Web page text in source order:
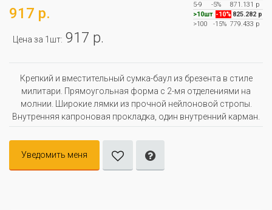
917 р.
Цена за 1шт: 917 р.
5-9
-5%
871.131 р
>10шт -10% 825.282 р
>100
-15% 779.433 р
Крепкий и вместительный сумка-баул из брезента в стиле
милитари. Прямоугольная форма с 2-мя отделениями на
молнии. Широкие лямки из прочной нейлоновой стропы.
Внутренняя капроновая прокладка, один внутренний карман.
Уведомить меня